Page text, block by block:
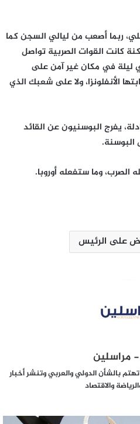
ربما أصعب من ليالي السجن كما
كانت القوات الصربية تواصل
في مكان غير آمن على
الأنفلونزا، ولا على شعبك الذي
يفرج البوسنيون عن القائد
البوسنة.
الصرب، وما ستفعله أوروبا.
على الرئيس
مراسلين
بالشأن الدولي والعربي وتنشر أخبار
والاقتصاد